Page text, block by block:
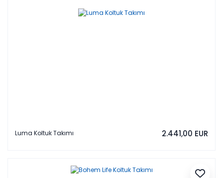
Luma Koltuk Takımı 2.441,00 EUR